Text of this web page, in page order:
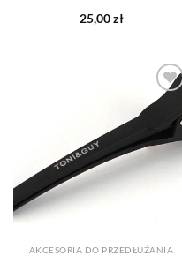
25,00zł
Dodaj
do listy
życzeń
AKCESORIA DO PRZEDŁUŻANIA